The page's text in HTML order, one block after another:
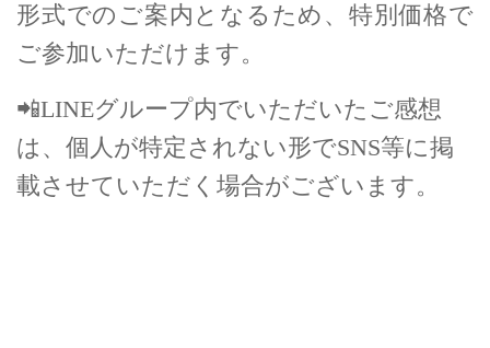
形式でのご案内となるため、特別価格で
ご参加いただけます。
📲LINEグループ内でいただいたご感想
は、個人が特定されない形でSNS等に掲
載させていただく場合がございます。